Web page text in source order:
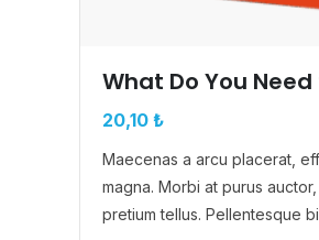
What Do You
20,10 ₺
Maecenas a arcu placerat,
magna. Morbi at purus
pretium tellus. Pellentesque